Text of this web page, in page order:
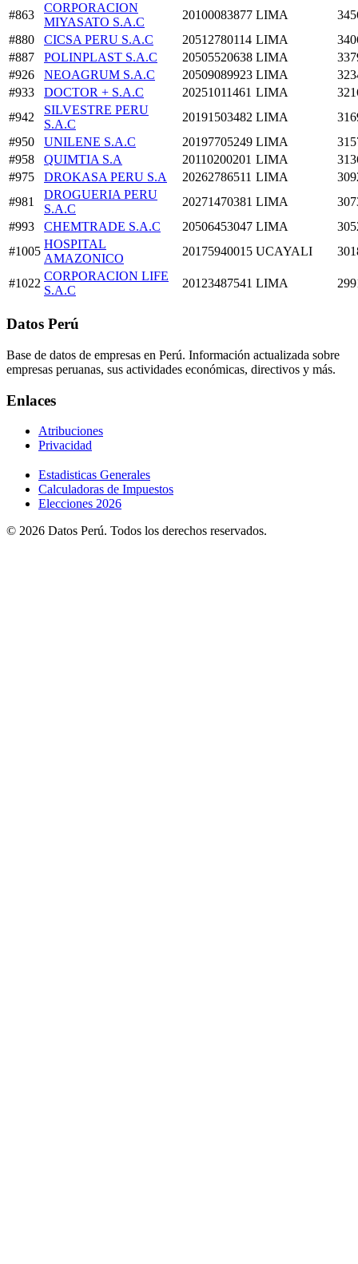
#863
CORPORACION
MIYASATO S.A.C
20100083877 LIMA
#880
CICSA PERU S.A.C 20512780114 LIMA
#887
POLINPLAST S.A.C 20505520638 LIMA
#926
NEOAGRUM S.A.C 20509089923 LIMA
#933
DOCTOR + S.A.C 20251011461 LIMA
#942
SILVESTRE PERU
S.A.C
20191503482 LIMA
#950
UNILENE S.A.C 20197705249 LIMA
#958
QUIMTIA S.A 20110200201 LIMA
#975
DROKASA PERU S.A 20262786511 LIMA
#981
DROGUERIA PERU
S.A.C
20271470381 LIMA
#993
CHEMTRADE S.A.C 20506453047 LIMA
#1005
HOSPITAL
AMAZONICO
20175940015 UCAYALI
#1022
CORPORACION LIFE
S.A.C
20123487541 LIMA
Datos Perú
Base de datos de empresas en Perú. Información actualizada sobre
empresas peruanas, sus actividades económicas, directivos y más.
Enlaces
Atribuciones
Privacidad
Estadisticas Generales
Calculadoras de Impuestos
Elecciones 2026
© 2026 Datos Perú. Todos los derechos reservados.